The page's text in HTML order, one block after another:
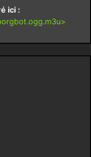
ici :